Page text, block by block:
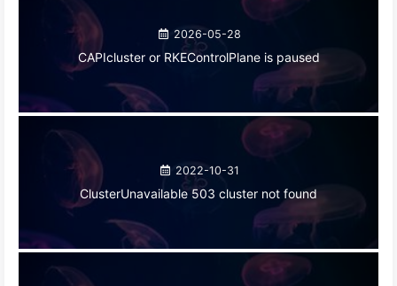
2026-05-28
CAPIcluster or RKEControlPlane is paused
2022-10-31
ClusterUnavailable 503 cluster not found